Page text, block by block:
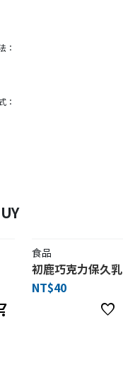
：
：
食品
初鹿巧克力保久乳
NT$40
favorite